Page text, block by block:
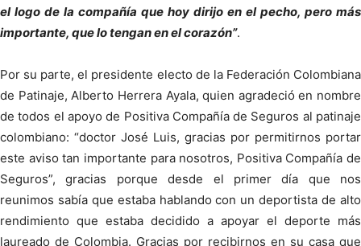
el logo de la compañía que hoy dirijo en el pecho, pero más
importante, que lo tengan en el corazón”.
Por su parte, el presidente electo de la Federación Colombiana
de Patinaje, Alberto Herrera Ayala, quien agradeció en nombre
de todos el apoyo de Positiva Compañía de Seguros al patinaje
colombiano: “doctor José Luis, gracias por permitirnos portar
este aviso tan importante para nosotros, Positiva Compañía de
Seguros”, gracias porque desde el primer día que nos
reunimos sabía que estaba hablando con un deportista de alto
rendimiento que estaba decidido a apoyar el deporte más
laureado de Colombia. Gracias por recibirnos en su casa que